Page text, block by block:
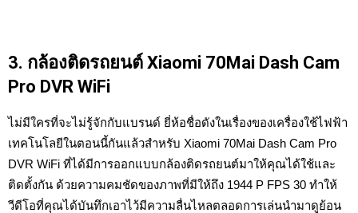
3. กล้องติดรถยนต์ Xiaomi 70Mai Dash Cam
Pro DVR WiFi
ไม่มีใครที่จะไม่รู้จักกับแบรนด์ ยี่ห้อชื่อดังในเรื่องของเครื่องใช้ไฟฟ้า
เทคโนโลยีในตอนนี้กันแล้วสำหรับ Xiaomi 70Mai Dash Cam Pro
DVR WiFi ที่ได้มีการออกแบบกล้องติดรถยนต์มาให้คุณได้ใช้และ
ติดตั้งกัน ด้วยความคมชัดของภาพที่มีให้ถึง 1944 P FPS 30 ทำให้
วีดีโอที่คุณได้บันทึกเอาไว้มีความลื่นไหลตลอดการเล่นนำมาดูย้อน